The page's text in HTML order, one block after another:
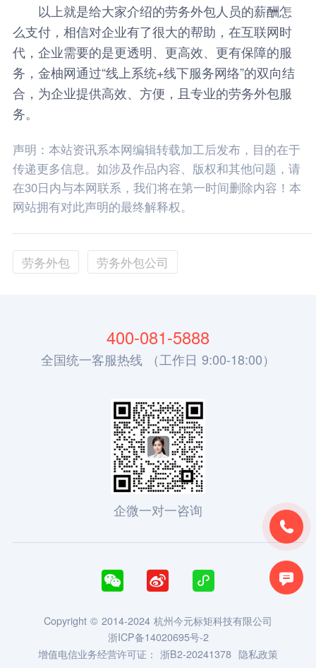
以上就是给大家介绍的劳务外包人员的薪酬怎
么支付，相信对企业有了很大的帮助，在互联网时
代，企业需要的是更透明、更高效、更有保障的服
务， 金柚网通过“线上系统+线下服务网络”的双向结
合，为企业提供高效、方便，且专业的劳务外包服
务。
声明：本站资讯系本网编辑转载加工后发布，目的在于
传递更多信息。如涉及作品内容、版权和其他问题，请
在30日内与本网联系，我们将在第一时间删除内容！本
网站拥有对此声明的最终解释权。
劳务外包 劳务外包公司


400-081-5888
全国统一客服热线 （工作日 9:00-18:00）
企微一对一咨询
  
Copyright © 2014-2024 杭州今元标矩科技有限公司
浙ICP备14020695号-2
增值电信业务经营许可证： 浙B2-20241378 隐私政策